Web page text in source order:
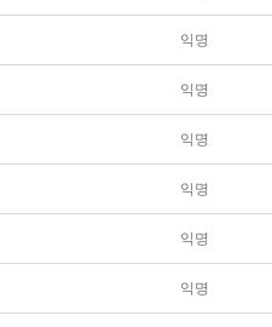
익명
익명
익명
익명
익명
익명